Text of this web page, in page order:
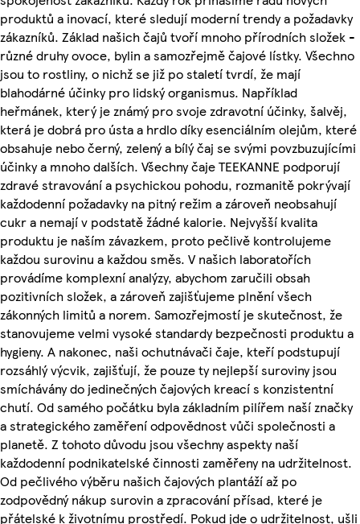
produktů a inovací, které sledují moderní trendy a požadavky
zákazníků. Základ našich čajů tvoří mnoho přírodních složek -
různé druhy ovoce, bylin a samozřejmě čajové lístky. Všechno
jsou to rostliny, o nichž se již po staletí tvrdí, že mají
blahodárné účinky pro lidský organismus. Například
heřmánek, který je známý pro svoje zdravotní účinky, šalvěj,
která je dobrá pro ústa a hrdlo díky esenciálním olejům, které
obsahuje nebo černý, zelený a bílý čaj se svými povzbuzujícími
účinky a mnoho dalších. Všechny čaje TEEKANNE podporují
zdravé stravování a psychickou pohodu, rozmanitě pokrývají
každodenní požadavky na pitný režim a zároveň neobsahují
cukr a nemají v podstatě žádné kalorie. Nejvyšší kvalita
produktu je naším závazkem, proto pečlivě kontrolujeme
každou surovinu a každou směs. V našich laboratořích
provádíme komplexní analýzy, abychom zaručili obsah
pozitivních složek, a zároveň zajišťujeme plnění všech
zákonných limitů a norem. Samozřejmostí je skutečnost, že
stanovujeme velmi vysoké standardy bezpečnosti produktu a
hygieny. A nakonec, naši ochutnávači čaje, kteří podstupují
rozsáhlý výcvik, zajišťují, že pouze ty nejlepší suroviny jsou
smíchávány do jedinečných čajových kreací s konzistentní
chutí. Od samého počátku byla základním pilířem naší značky
a strategického zaměření odpovědnost vůči společnosti a
planetě. Z tohoto důvodu jsou všechny aspekty naší
každodenní podnikatelské činnosti zaměřeny na udržitelnost.
Od pečlivého výběru našich čajových plantáží až po
zodpovědný nákup surovin a zpracování přísad, které je
přátelské k životnímu prostředí. Pokud jde o udržitelnost, ušli